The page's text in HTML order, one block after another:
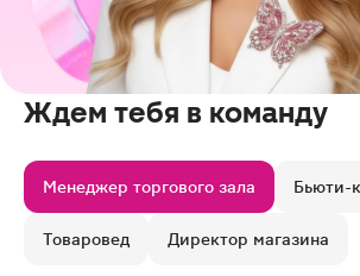
Ждем тебя в команду
Менеджер торгового зала Бьюти-
Товаровед Директор магазина